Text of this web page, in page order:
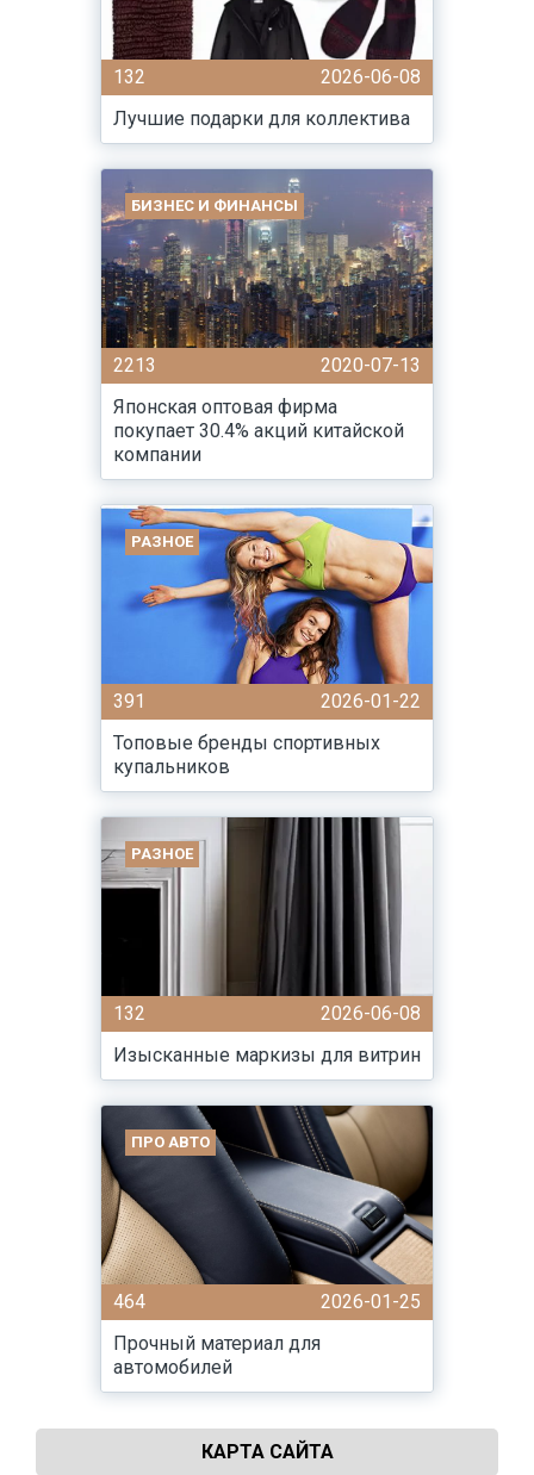
132
2026-06-08
Лучшие подарки для коллектива
БИЗНЕС И ФИНАНСЫ
2213
2020-07-13
Японская оптовая фирма
покупает 30.4% акций китайской
компании
РАЗНОЕ
391
2026-01-22
Топовые бренды спортивных
купальников
РАЗНОЕ
132
2026-06-08
Изысканные маркизы для витрин
ПРО АВТО
464
2026-01-25
Прочный материал для
автомобилей
КАРТА САЙТА